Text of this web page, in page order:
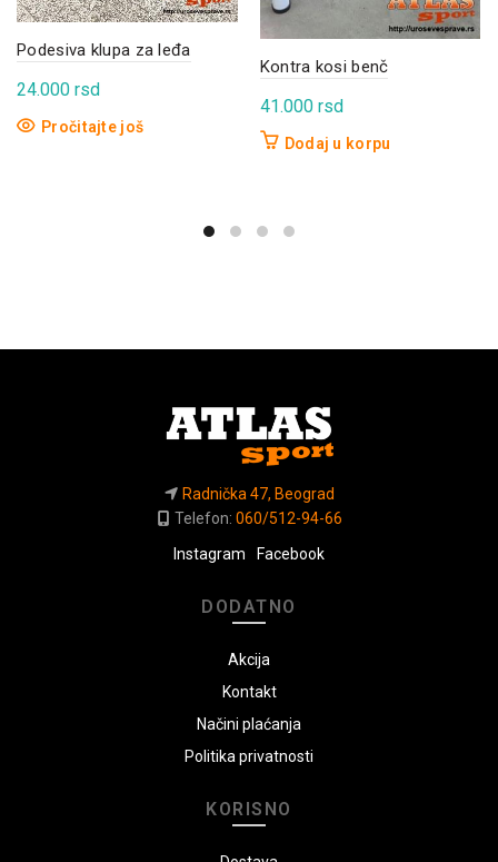
Podesiva klupa za leđa
24.000 rsd
Pročitajte još
Kontra kosi benč
41.000 rsd
Dodaj u korpu
Radnička 47, Beograd
Telefon: 060/512-94-66
Instagram
Facebook
DODATNO
Akcija
Kontakt
Načini plaćanja
Politika privatnosti
KORISNO